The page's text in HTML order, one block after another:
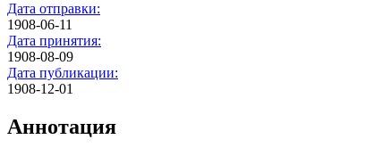
Дата отправки:
1908-06-11
Дата принятия:
1908-08-09
Дата публикации:
1908-12-01
Аннотация